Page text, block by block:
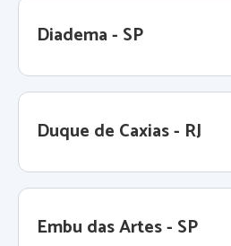
Diadema - SP
Duque de Caxias - RJ
Embu das Artes - SP